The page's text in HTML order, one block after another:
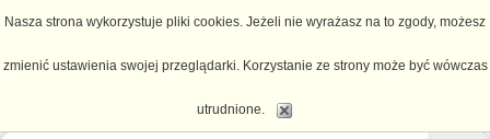
Nasza strona wykorzystuje pliki cookies. Jeżeli nie wyrażasz na to zgody, możesz
zmienić ustawienia swojej przeglądarki. Korzystanie ze strony może być wówczas
utrudnione.